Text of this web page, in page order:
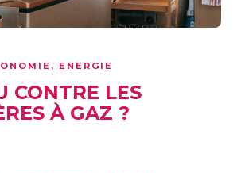
, ENERGIE
CONTRE LES
À GAZ ?